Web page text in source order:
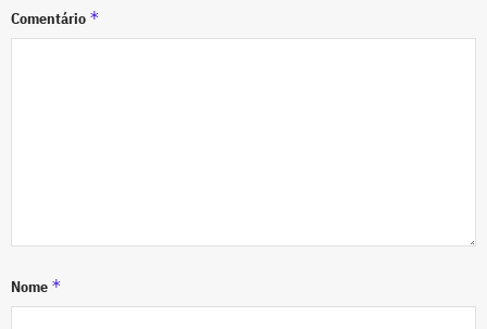
Comentário *
Nome *